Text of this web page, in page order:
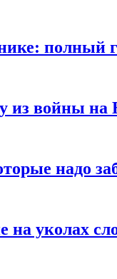
полный
из войны на
надо
на уколах